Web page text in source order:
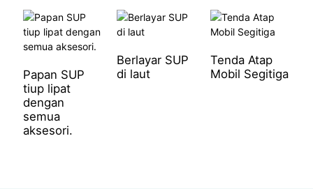
Papan SUP
tiup lipat
dengan
semua
aksesori.
Berlayar SUP
di laut
Tenda Atap
Mobil Segitiga